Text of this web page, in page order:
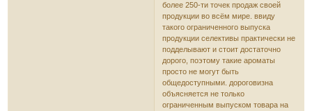
более 250-ти точек продаж своей
продукции во всём мире. ввиду
такого ограниченного выпуска
продукции селективы практически не
подделывают и стоит достаточно
дорого, поэтому такие ароматы
просто не могут быть
общедоступными. дороговизна
объясняется не только
ограниченным выпуском товара на